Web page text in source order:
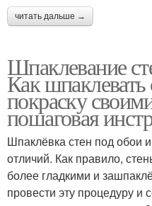
читать дальше →
Шпаклевание
Как
покраску
пошаговая
Шпаклёвка стен под обои
отличий. Как правило,
более гладкими и
провести эту процедуру и